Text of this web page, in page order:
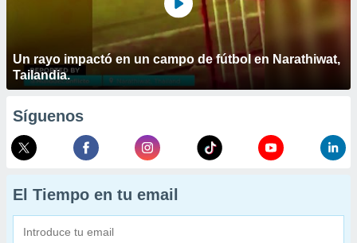
Un rayo impactó en un campo de fútbol en Narathiwat,
Tailandia.
Síguenos
El Tiempo en tu email